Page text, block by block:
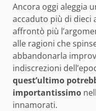
Ancora oggi aleggia
accaduto più di dieci
affrontò più
alle ragioni che
abbandonarla
indiscrezioni
quest’ultimo
importantissimo
innamorati.